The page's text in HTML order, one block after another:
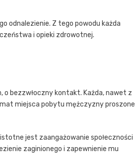
odnalezienie. Z tego powodu każda
i opieki zdrowotnej.
bezzwłoczny kontakt. Każda, nawet z
miejsca pobytu mężczyzny proszone
istotne jest zaangażowanie społeczności
zaginionego i zapewnienie mu